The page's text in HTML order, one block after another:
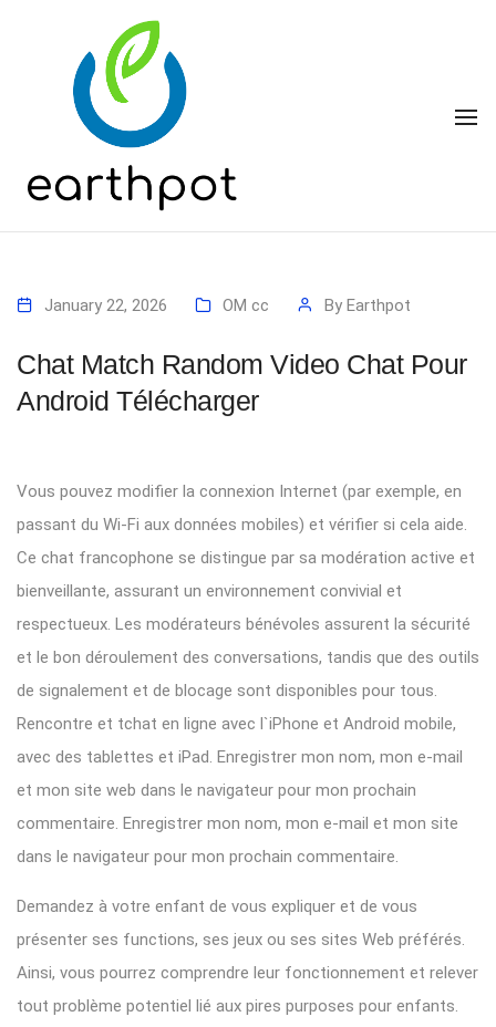
January 22, 2026 OM cc By Earthpot
Chat Match Random Video Chat Pour
Android Télécharger
Vous pouvez modifier la connexion Internet (par exemple, en
passant du Wi-Fi aux données mobiles) et vérifier si cela aide.
Ce chat francophone se distingue par sa modération active et
bienveillante, assurant un environnement convivial et
respectueux. Les modérateurs bénévoles assurent la sécurité
et le bon déroulement des conversations, tandis que des outils
de signalement et de blocage sont disponibles pour tous.
Rencontre et tchat en ligne avec l`iPhone et Android mobile,
avec des tablettes et iPad. Enregistrer mon nom, mon e-mail
et mon site web dans le navigateur pour mon prochain
commentaire. Enregistrer mon nom, mon e-mail et mon site
dans le navigateur pour mon prochain commentaire.
Demandez à votre enfant de vous expliquer et de vous
présenter ses functions, ses jeux ou ses sites Web préférés.
Ainsi, vous pourrez comprendre leur fonctionnement et relever
tout problème potentiel lié aux pires purposes pour enfants.